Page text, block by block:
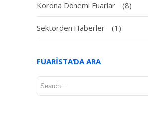
Korona Dönemi Fuarlar (8)
Sektörden Haberler (1)
FUARISTA’DA ARA